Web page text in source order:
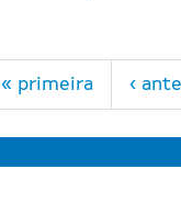
« primeira ‹